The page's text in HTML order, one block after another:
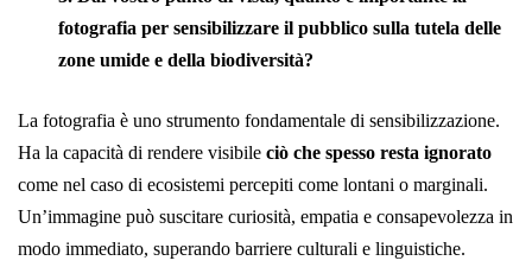
fotografia per sensibilizzare il pubblico sulla tutela delle
zone umide e della biodiversità?
La fotografia è uno strumento fondamentale di sensibilizzazione.
Ha la capacità di rendere visibile ciò che spesso resta ignorato
come nel caso di ecosistemi percepiti come lontani o marginali.
Un’immagine può suscitare curiosità, empatia e consapevolezza in
modo immediato, superando barriere culturali e linguistiche.